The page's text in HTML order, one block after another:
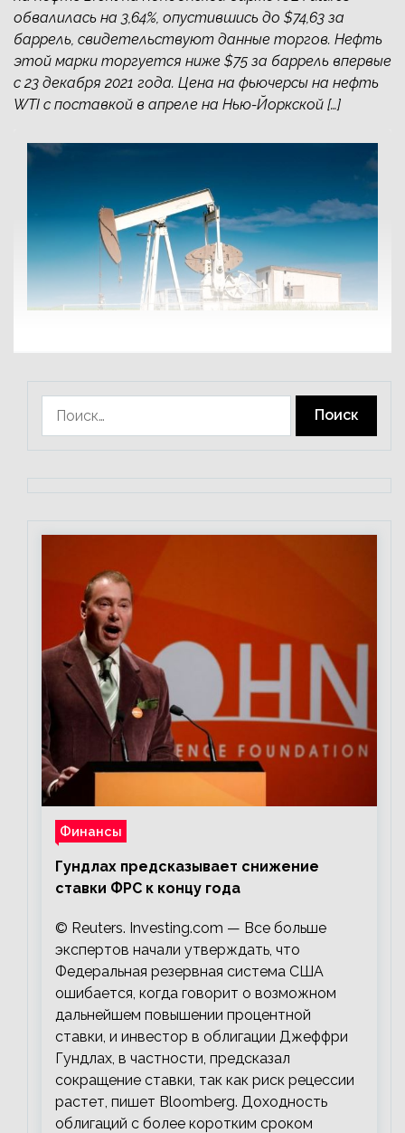
обвалилась на 3,64%, опустившись до $74,63 за
баррель, свидетельствуют данные торгов. Нефть
этой марки торгуется ниже $75 за баррель впервые
с 23 декабря 2021 года. Цена на фьючерсы на нефть
WTI с поставкой в апреле на Нью-Йоркской […]
Финансы
Гундлах предсказывает снижение
ставки ФРС к концу года
© Reuters. Investing.com — Все больше
экспертов начали утверждать, что
Федеральная резервная система США
ошибается, когда говорит о возможном
дальнейшем повышении процентной
ставки, и инвестор в облигации Джеффри
Гундлах, в частности, предсказал
сокращение ставки, так как риск рецессии
растет, пишет Bloomberg. Доходность
облигаций с более коротким сроком